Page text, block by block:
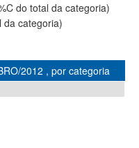
do total da categoria)
da categoria)
2012 , por categoria